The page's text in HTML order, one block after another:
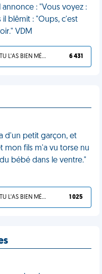
: "Vous voyez :
il blêmit : "Oups, c'est
VDM
TU L'AS BIEN MÉRITÉ 6 431
d'un petit garçon, et
mon fils m'a vu torse nu
bébé dans le ventre."
TU L'AS BIEN MÉRITÉ 1 025